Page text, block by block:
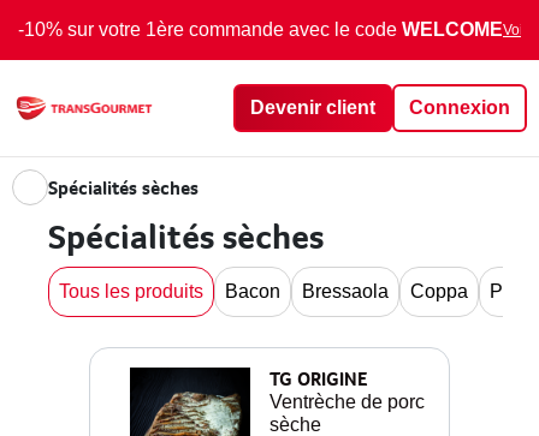
-10% sur votre 1ère commande avec le code WELCOMEVoir
Devenir client Connexion
Spécialités sèches
Spécialités sèches
Tous les produits Bacon Bressaola Coppa
TG ORIGINE
Ventrèche de porc
sèche